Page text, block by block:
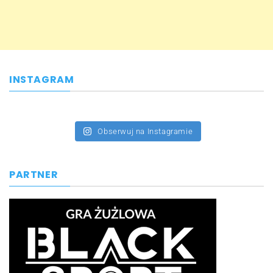
INSTAGRAM
Obserwuj na Instagramie
PARTNER